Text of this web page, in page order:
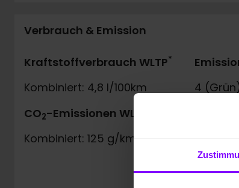
Verbrauch & Emission
Kraftstoffverbrauch WLTP*
Kombiniert: 4,8 l/100km
CO2-Emissionen WLTP
Kombiniert: 125 g/km
4